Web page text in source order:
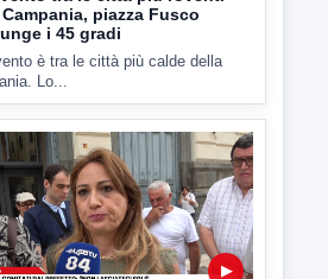
▶
tra le città più roventi
Campania, piazza Fusco
i 45 gradi
è tra le città più calde della
Lo...